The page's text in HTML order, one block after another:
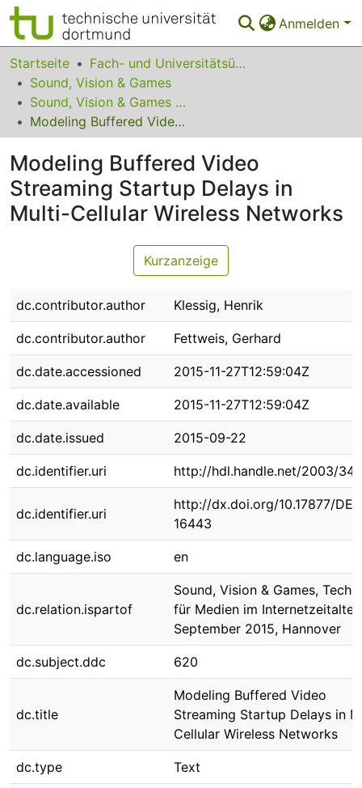
Anmelden
Bereiche & Sammlungen
Das gesamte Repositorium
Statistiken
FAQ
Leitlinien
Zurück zur Startseite
Startseite
Fach- und Universitätsübergreifendes
Sound, Vision & Games
Sound, Vision & Games 2015
Modeling Buffered Video Streaming Startup Delays in Multi-Cellular Wireless Networks
Modeling Buffered Video
Streaming Startup Delays in
Multi-Cellular Wireless Networks
Kurzanzeige
dc.contributor.author Klessig, Henrik
dc.contributor.author Fettweis, Gerhard
dc.date.accessioned 2015-11-27T12:59:04Z
dc.date.available 2015-11-27T12:59:04Z
dc.date.issued 2015-09-22
dc.identifier.uri http://hdl.handle.net/2003/
dc.identifier.uri
http://dx.doi.org/10.17877/
16443
dc.language.iso en
dc.relation.ispartof
Sound, Vision & Games,
für Medien im
September 2015, Hannover
dc.subject.ddc 620
dc.title
Modeling Buffered Video
Streaming Startup Delays in
Cellular Wireless Networks
dc.type Text